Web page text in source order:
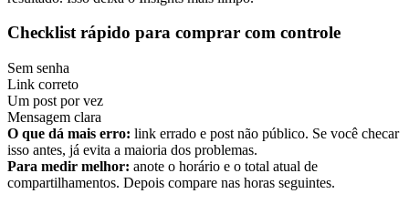
Checklist rápido para comprar com controle
Sem senha
Link correto
Um post por vez
Mensagem clara
O que dá mais erro: link errado e post não público. Se você checar
isso antes, já evita a maioria dos problemas.
Para medir melhor: anote o horário e o total atual de
compartilhamentos. Depois compare nas horas seguintes.